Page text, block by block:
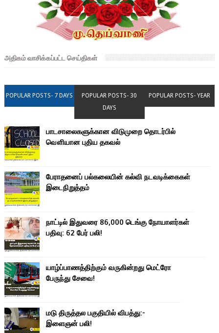
அதிகம் வாசிக்கப்பட்ட செய்திகள்
POPULAR POSTS- 7 DAYS
POPULAR POSTS- 30
DAYS
POPULAR POSTS- YEAR
பாடசாலைகளுக்கான விடுமுறை தொடர்பில்
வௌியான புதிய தகவல்
பேராதனைப் பல்கலையின் கல்வி நடவடிக்கைகள்
இடைநிறுத்தம்
நாட்டில் இதுவரை 86,000 டெங்கு நோயாளர்கள்
பதிவு: 62 பேர் பலி!
யாழ்ப்பாணத்திற்கும் வருகின்றது மெட்ரோ
பேருந்து சேவை!
மடு திருத்தல பகுதியில் விபத்து:-
இளைஞன் பலி!